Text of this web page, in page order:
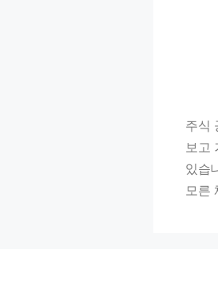
주식
보고
있습
모른